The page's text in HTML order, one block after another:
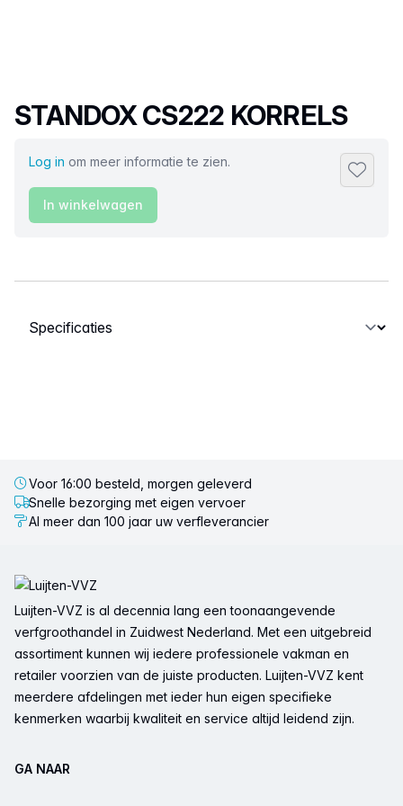
Productnaam
STANDOX CS222 KORRELS
Log in om meer informatie te zien.
In winkelwagen
Selecteer een tabblad
Voor 16:00 besteld, morgen geleverd
Snelle bezorging met eigen vervoer
Al meer dan 100 jaar uw verfleverancier
Luijten-VVZ is al decennia lang een toonaangevende
verfgroothandel in Zuidwest Nederland. Met een uitgebreid
assortiment kunnen wij iedere professionele vakman en
retailer voorzien van de juiste producten. Luijten-VVZ kent
meerdere afdelingen met ieder hun eigen specifieke
kenmerken waarbij kwaliteit en service altijd leidend zijn.
GA NAAR